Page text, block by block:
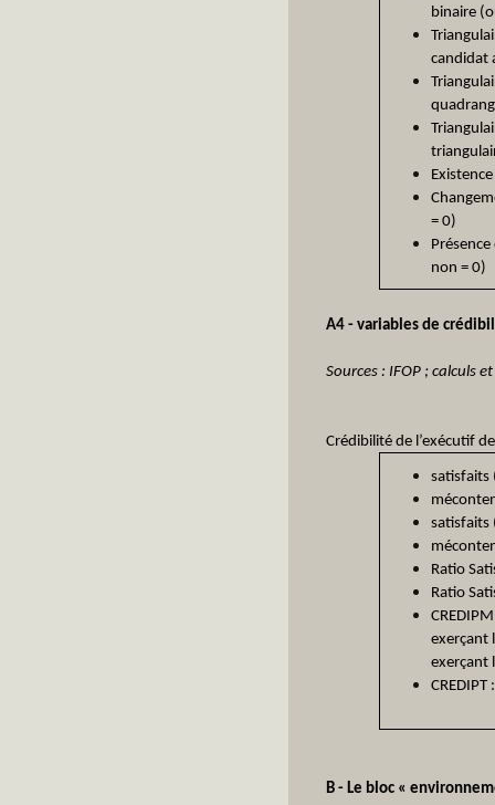
binaire
candidat
= 0)
non = 0)
A4 - variables de
Sources : IFOP ; calculs
Crédibilité de l’exécutif
satisfaits
satisfaits
Ratio
Ratio
exerçant
exerçant
B - Le bloc «